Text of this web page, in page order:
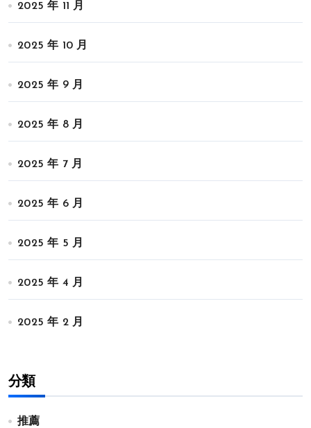
2025 年 11 月
2025 年 10 月
2025 年 9 月
2025 年 8 月
2025 年 7 月
2025 年 6 月
2025 年 5 月
2025 年 4 月
2025 年 2 月
分類
推薦